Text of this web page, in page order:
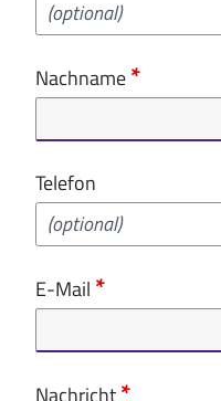
Nachname
Telefon
E-Mail
Nachricht